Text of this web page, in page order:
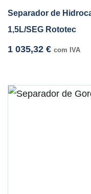
Separador de
1,5L/SEG Rototec
1 035,32 € com IVA